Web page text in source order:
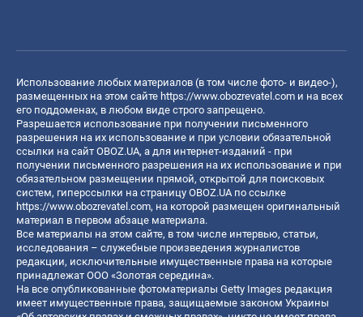
Использование любых материалов (в том числе фото- и видео-),
размещенных на этом сайте https://www.obozrevatel.com и на всех
его поддоменах, в любом виде строго запрещено.
Разрешается использование при получении письменного
разрешения на их использование и при условии обязательной
ссылки на сайт OBOZ.UA, а для интернет-изданий - при
получении письменного разрешения на их использование и при
обязательном размещении прямой, открытой для поисковых
систем, гиперссылки на страницу OBOZ.UA по ссылке
https://www.obozrevatel.com, на которой размещен оригинальный
материал в первом абзаце материала.
Все материалы на этом сайте, в том числе интервью, статьи,
исследования – служебные произведения журналистов
редакции, исключительные имущественные права на которые
принадлежат ООО «Золотая середина».
На все опубликованные фотоматериалы Getty Images редакция
имеет имущественные права, защищаемые законом Украины